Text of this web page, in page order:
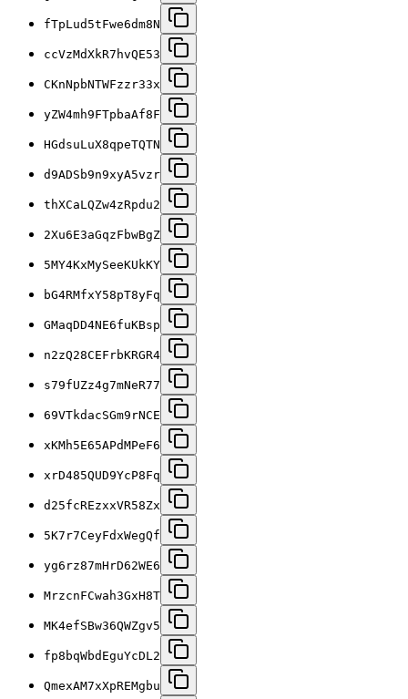
fTpLud5tFwe6dm8N
ccVzMdXkR7hvQE53
CKnNpbNTWFzzr33x
yZW4mh9FTpbaAf8F
HGdsuLuX8qpeTQTN
d9ADSb9n9xyA5vzr
thXCaLQZw4zRpdu2
2Xu6E3aGqzFbwBgZ
5MY4KxMySeeKUkKY
bG4RMfxY58pT8yFq
GMaqDD4NE6fuKBsp
n2zQ28CEFrbKRGR4
s79fUZz4g7mNeR77
69VTkdacSGm9rNCE
xKMh5E65APdMPeF6
xrD485QUD9YcP8Fq
d25fcREzxxVR58Zx
5K7r7CeyFdxWegQf
yg6rz87mHrD62WE6
MrzcnFCwah3GxH8T
MK4efSBw36QWZgv5
fp8bqWbdEguYcDL2
QmexAM7xXpREMgbu